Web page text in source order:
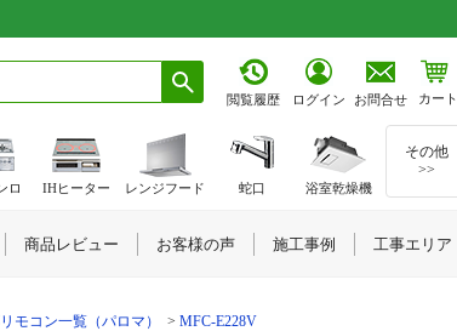
閲覧履歴 ログイン お問合せ カート
モコン一覧（パロマ） MFC-E228V
ロ IHヒーター レンジフード 蛇口 浴室乾燥機
その他
>>
商品レビュー お客様の声 施工事例 工事エリア